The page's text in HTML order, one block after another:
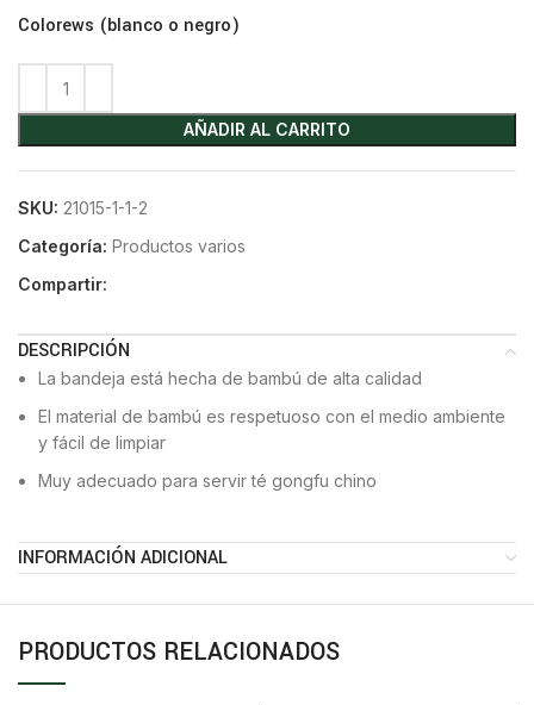
Colorews (blanco o negro)
AÑADIR AL CARRITO
SKU: 21015-1-1-2
Categoría: Productos varios
Compartir:
DESCRIPCIÓN
La bandeja está hecha de bambú de alta calidad
El material de bambú es respetuoso con el medio ambiente
y fácil de limpiar
Muy adecuado para servir té gongfu chino
INFORMACIÓN ADICIONAL
PRODUCTOS RELACIONADOS